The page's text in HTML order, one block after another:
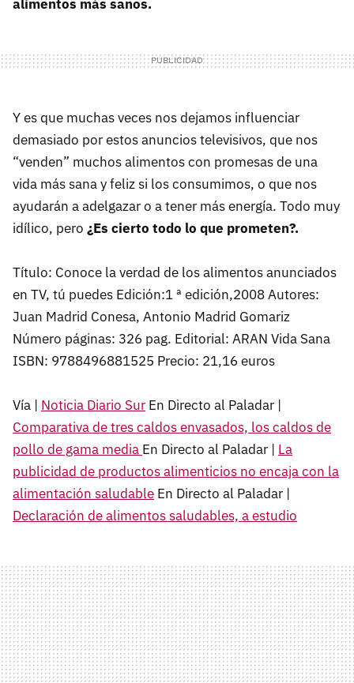
alimentos más sanos.
Y es que muchas veces nos dejamos influenciar
demasiado por estos anuncios televisivos, que nos
“venden” muchos alimentos con promesas de una
vida más sana y feliz si los consumimos, o que nos
ayudarán a adelgazar o a tener más energía. Todo muy
idílico, pero ¿Es cierto todo lo que prometen?.
Título: Conoce la verdad de los alimentos anunciados
en TV, tú puedes Edición:1 ª edición,2008 Autores:
Juan Madrid Conesa, Antonio Madrid Gomariz
Número páginas: 326 pag. Editorial: ARAN Vida Sana
ISBN: 9788496881525 Precio: 21,16 euros
Vía | Noticia Diario Sur En Directo al Paladar |
Comparativa de tres caldos envasados, los caldos de
pollo de gama media En Directo al Paladar | La
publicidad de productos alimenticios no encaja con la
alimentación saludable En Directo al Paladar |
Declaración de alimentos saludables, a estudio